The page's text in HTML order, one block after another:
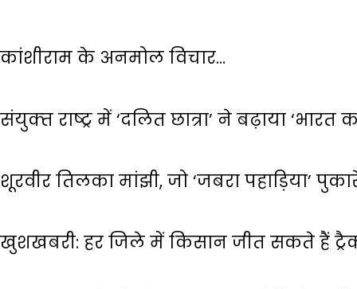
कांशीराम के अनमोल विचार…
संयुक्‍त राष्‍ट्र में ‘दलित छात्रा’ ने बढ़ाया ‘भारत
शूरवीर तिलका मांझी, जो ‘जबरा पहाड़िया’
खुशखबरी: हर जिले में किसान जीत सकते हैं